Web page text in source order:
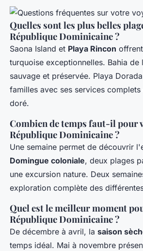
Quelles sont les plus belles
République Dominicaine ?
Saona Island et Playa Rincon
turquoise exceptionnelles. Bahia de
sauvage et préservée. Playa
familles avec ses services complets
doré.
Combien de temps faut-il pour
République Dominicaine ?
Une semaine permet de découvrir
Domingue coloniale, deux plages
une excursion nature. Deux
exploration complète des
Quel est le meilleur moment
République Dominicaine ?
De décembre à avril, la saison
temps idéal. Mai à novembre